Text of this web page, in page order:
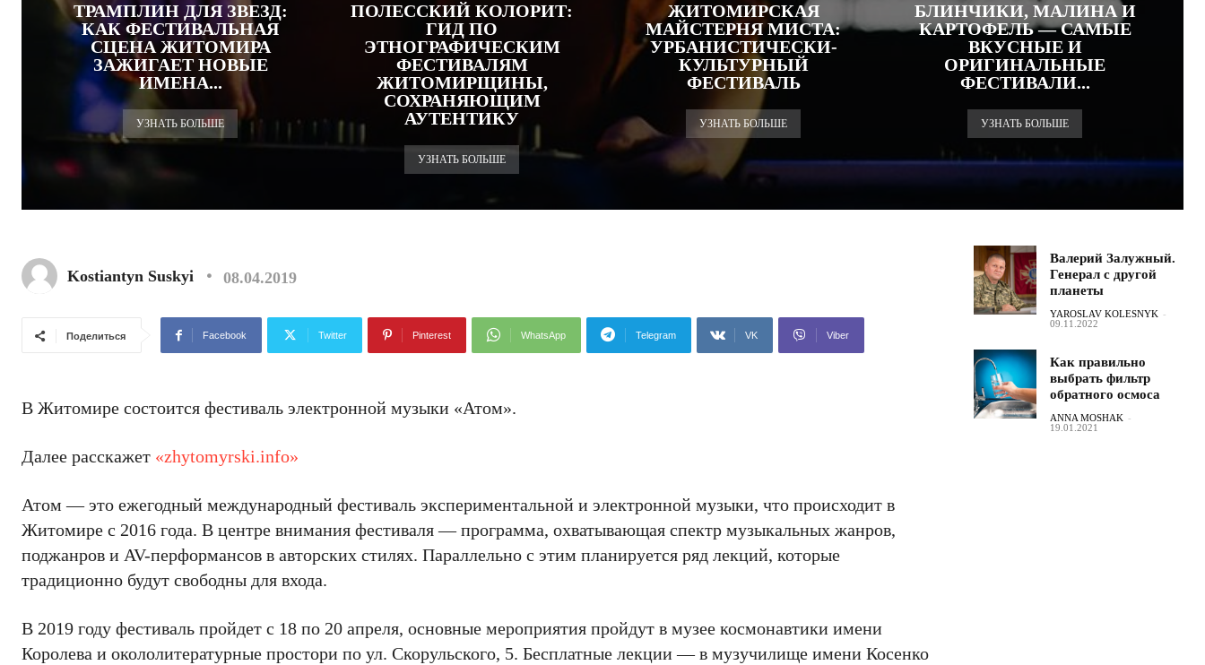
ТРАМПЛИН ДЛЯ ЗВЕЗД:
КАК ФЕСТИВАЛЬНАЯ
СЦЕНА ЖИТОМИРА
ЗАЖИГАЕТ НОВЫЕ
ИМЕНА...
УЗНАТЬ БОЛЬШЕ
ПОЛЕССКИЙ КОЛОРИТ:
ГИД ПО
ЭТНОГРАФИЧЕСКИМ
ФЕСТИВАЛЯМ
ЖИТОМИРЩИНЫ,
СОХРАНЯЮЩИМ
АУТЕНТИКУ
УЗНАТЬ БОЛЬШЕ
ЖИТОМИРСКАЯ
МАЙСТЕРНЯ МИСТА:
УРБАНИСТИЧЕСКИ-
КУЛЬТУРНЫЙ
ФЕСТИВАЛЬ
УЗНАТЬ БОЛЬШЕ
БЛИНЧИКИ, МАЛИНА И
КАРТОФЕЛЬ — САМЫЕ
ВКУСНЫЕ И
ОРИГИНАЛЬНЫЕ
ФЕСТИВАЛИ...
УЗНАТЬ БОЛЬШЕ
Kostiantyn Suskyi 08.04.2019
Поделиться Facebook Twitter Pinterest WhatsApp Telegram VK Viber
В Житомире состоится фестиваль электронной музыки «Атом».
Далее расскажет «zhytomyrski.info»
Атом — это ежегодный международный фестиваль экспериментальной и электронной музыки, что происходит в
Житомире с 2016 года. В центре внимания фестиваля — программа, охватывающая спектр музыкальных жанров,
поджанров и AV-перформансов в авторских стилях. Параллельно с этим планируется ряд лекций, которые
традиционно будут свободны для входа.
В 2019 году фестиваль пройдет с 18 по 20 апреля, основные мероприятия пройдут в музее космонавтики имени
Королева и окололитературные простоpи по ул. Скорульского, 5. Бесплатные лекции — в музучилище имени Косенко
Валерий Залужный.
Генерал с другой
планеты
YAROSLAV KOLESNYK -
09.11.2022
Как правильно
выбрать фильтр
обратного осмоса
ANNA MOSHAK -
19.01.2021